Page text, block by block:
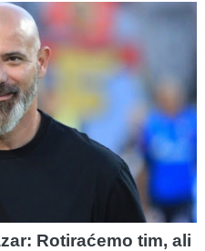
Rotiraćemo tim, ali